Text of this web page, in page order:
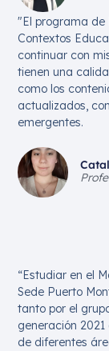
"El programa de
Contextos
continuar con
tienen una
como los
actualizados,
emergentes.
“Estudiar en el
Sede Puerto
tanto por el
generación
de diferentes